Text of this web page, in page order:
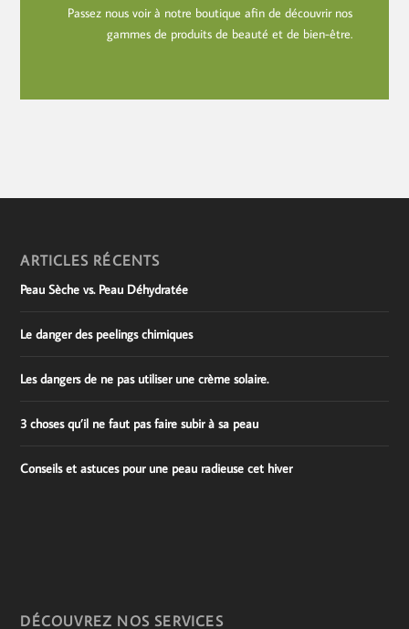
Passez nous voir à notre boutique afin de découvrir nos
gammes de produits de beauté et de bien-être.
ARTICLES RÉCENTS
Peau Sèche vs. Peau Déhydratée
Le danger des peelings chimiques
Les dangers de ne pas utiliser une crème solaire.
3 choses qu’il ne faut pas faire subir à sa peau
Conseils et astuces pour une peau radieuse cet hiver
DÉCOUVREZ NOS SERVICES